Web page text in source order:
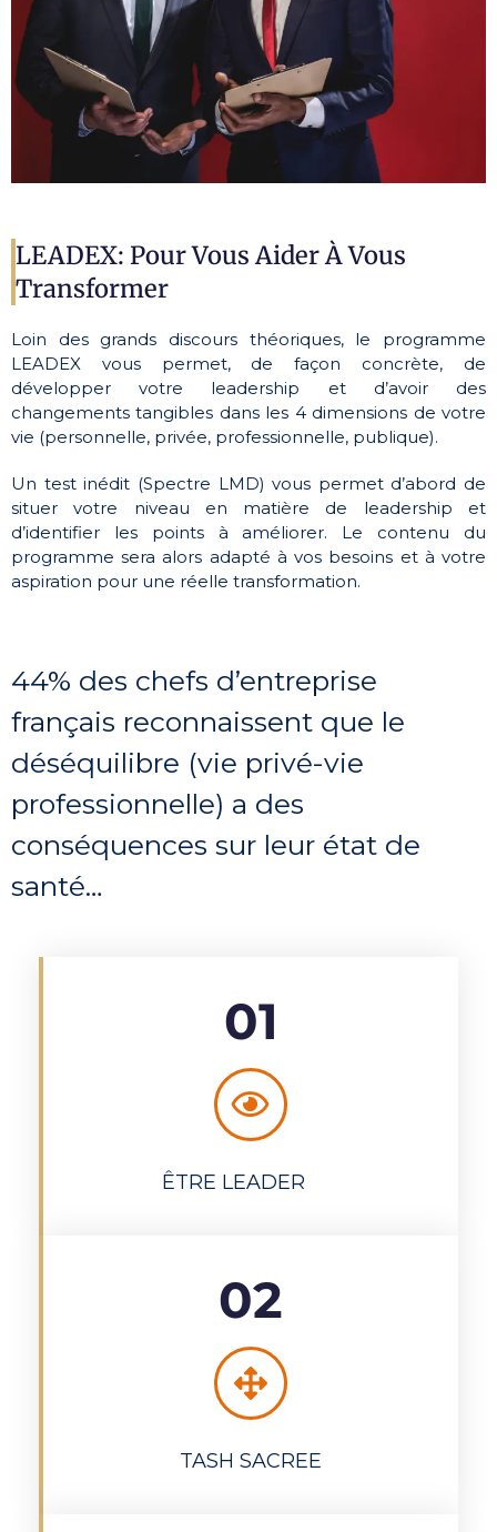
LEADEX: Pour Vous Aider À Vous
Transformer
Loin des grands discours théoriques, le programme
LEADEX vous permet, de façon concrète, de
développer votre leadership et d’avoir des
changements tangibles dans les 4 dimensions de votre
vie (personnelle, privée, professionnelle, publique).
Un test inédit (Spectre LMD) vous permet d’abord de
situer votre niveau en matière de leadership et
d’identifier les points à améliorer. Le contenu du
programme sera alors adapté à vos besoins et à votre
aspiration pour une réelle transformation.
44% des chefs d’entreprise
français reconnaissent que le
déséquilibre (vie privé-vie
professionnelle) a des
conséquences sur leur état de
santé…
01
ÊTRE LEADER
02
TASH SACREE